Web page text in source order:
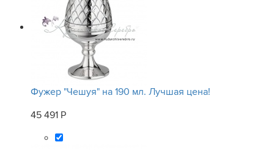
Фужер "Чешуя" на 190 мл. Лучшая цена!
45 491 Р